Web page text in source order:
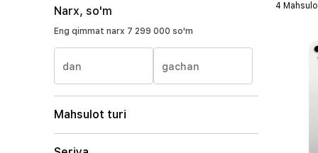
Narx, so'm
Eng qimmat narx 7 299 000 so'm
dan gachan
Mahsulot turi
4